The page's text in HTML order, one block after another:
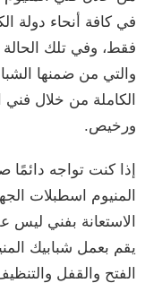
في كافة أنحاء دولة
فقط، وفي تلك
والتي من ضمنها
الكاملة من خلال
ورخيص.
إذا كنت تواجه
المنيوم اسطبلات
الاستعانة بفني ليس
يقم بعمل شبابيك
الفتح والقفل